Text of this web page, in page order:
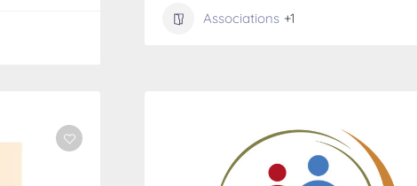
Associations +1